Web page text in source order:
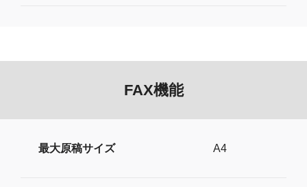
FAX機能
最大原稿サイズ A4